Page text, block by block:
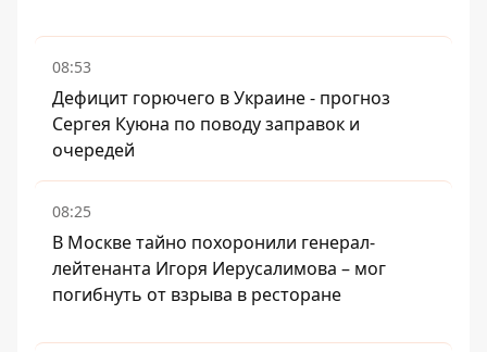
08:53
Дефицит горючего в Украине - прогноз
Сергея Куюна по поводу заправок и
очередей
08:25
В Москве тайно похоронили генерал-
лейтенанта Игоря Иерусалимова – мог
погибнуть от взрыва в ресторане